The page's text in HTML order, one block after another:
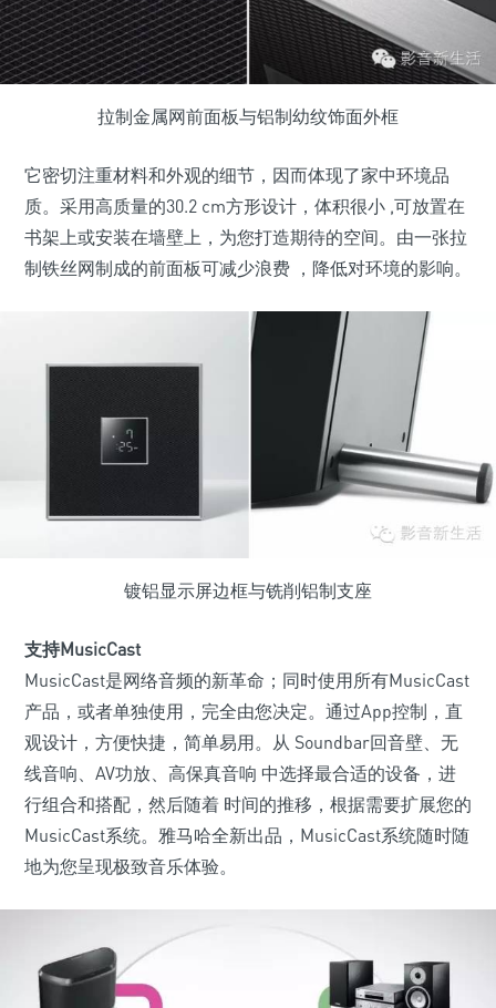
拉制金属网前面板与铝制幼纹饰面外框
它密切注重材料和外观的细节，因而体现了家中环境品
质。采用高质量的30.2 cm方形设计，体积很小 ,可放置在
书架上或安装在墙壁上，为您打造期待的空间。由一张拉
制铁丝网制成的前面板可减少浪费 ，降低对环境的影响。
镀铝显示屏边框与铣削铝制支座
支持MusicCast
MusicCast是网络音频的新革命；同时使用所有MusicCast
产品，或者单独使用，完全由您决定。通过App控制，直
观设计，方便快捷，简单易用。从 Soundbar回音壁、无
线音响、AV功放、高保真音响 中选择最合适的设备，进
行组合和搭配，然后随着 时间的推移，根据需要扩展您的
MusicCast系统。雅马哈全新出品，MusicCast系统随时随
地为您呈现极致音乐体验。